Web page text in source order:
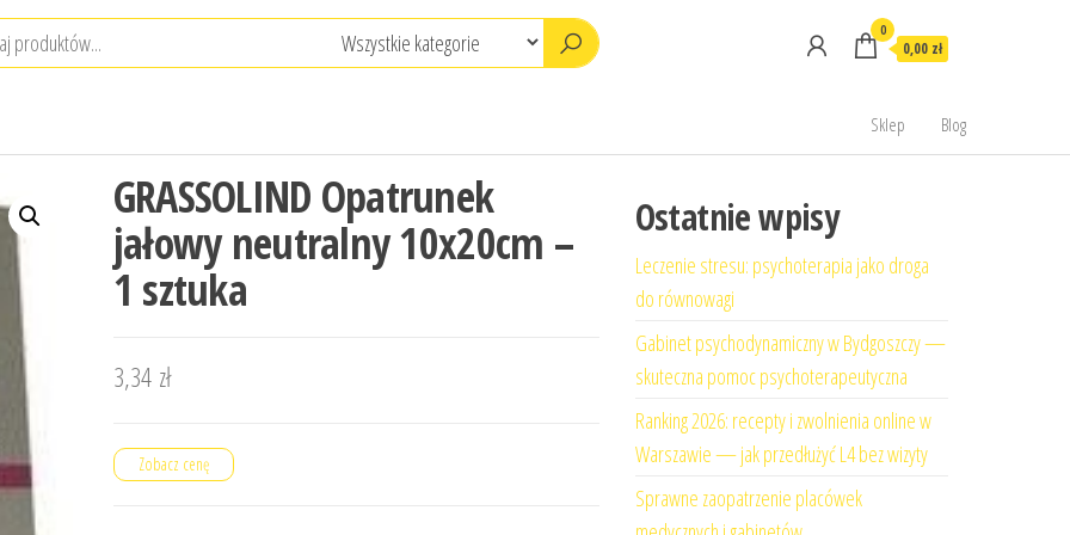
0
0,00 zł
Sklep Blog
GRASSOLIND Opatrunek
jałowy neutralny 10x20cm –
1 sztuka
3,34 zł
Zobacz cenę
Ostatnie wpisy
Leczenie stresu: psychoterapia jako droga
do równowagi
Gabinet psychodynamiczny w Bydgoszczy —
skuteczna pomoc psychoterapeutyczna
Ranking 2026: recepty i zwolnienia online w
Warszawie — jak przedłużyć L4 bez wizyty
Sprawne zaopatrzenie placówek